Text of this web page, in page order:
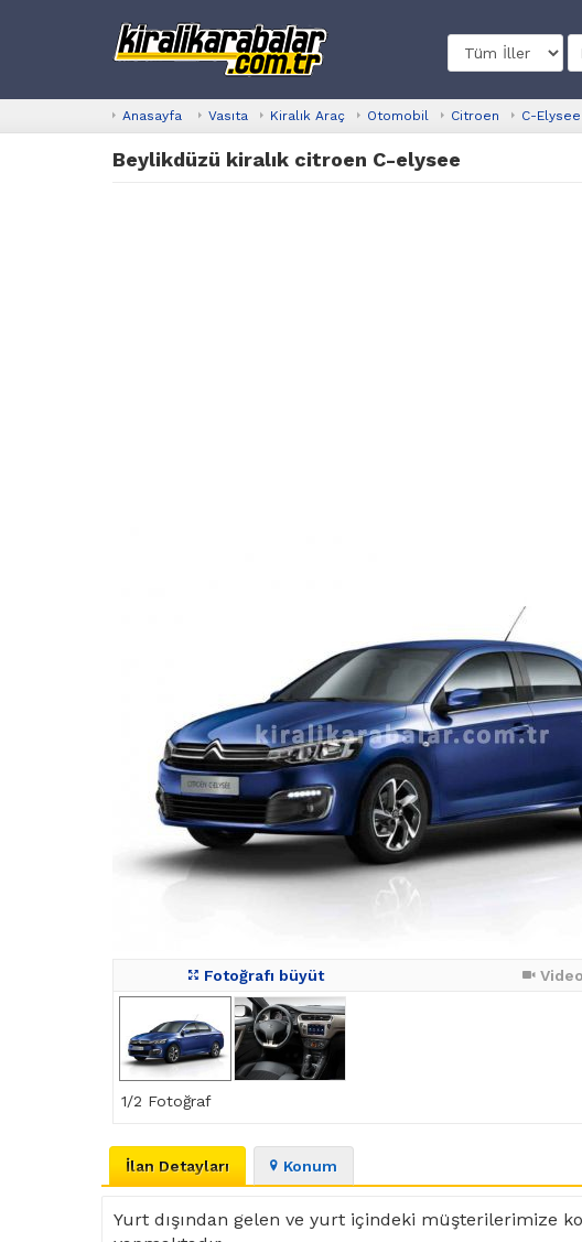
Anasayfa Vasıta Kiralık Araç Otomobil Citroen C-Elysee
Beylikdüzü kiralık citroen C-elysee
Fotoğrafı büyüt Video
1/2 Fotoğraf
İlan Detayları Konum
Yurt dışından gelen ve yurt içindeki müşterilerimize